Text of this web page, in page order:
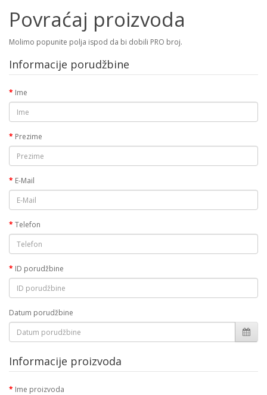
Povraćaj proizvoda
Molimo popunite polja ispod da bi dobili PRO broj.
Informacije porudžbine
Ime
Prezime
E-Mail
Telefon
ID porudžbine
Datum porudžbine
Informacije proizvoda
Ime proizvoda